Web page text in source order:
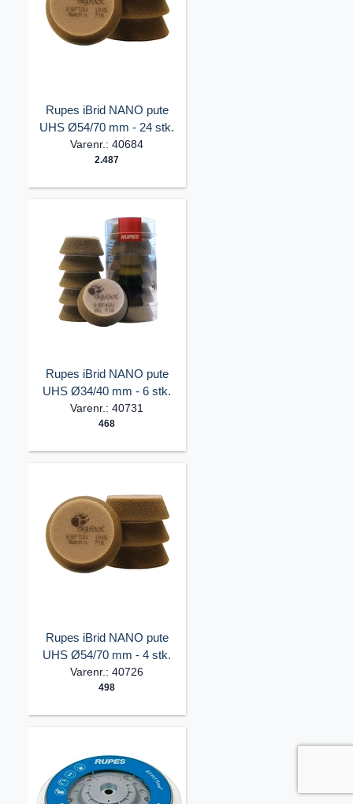
Rupes iBrid NANO pute
UHS Ø54/70 mm - 24 stk.
Varenr.: 40684
2.487
Rupes iBrid NANO pute
UHS Ø34/40 mm - 6 stk.
Varenr.: 40731
468
Rupes iBrid NANO pute
UHS Ø54/70 mm - 4 stk.
Varenr.: 40726
498